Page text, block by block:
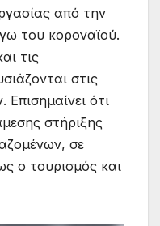
από την
του κοροναϊού.
τις
στις
ότι
στήριξης
σε
ο τουρισμός και